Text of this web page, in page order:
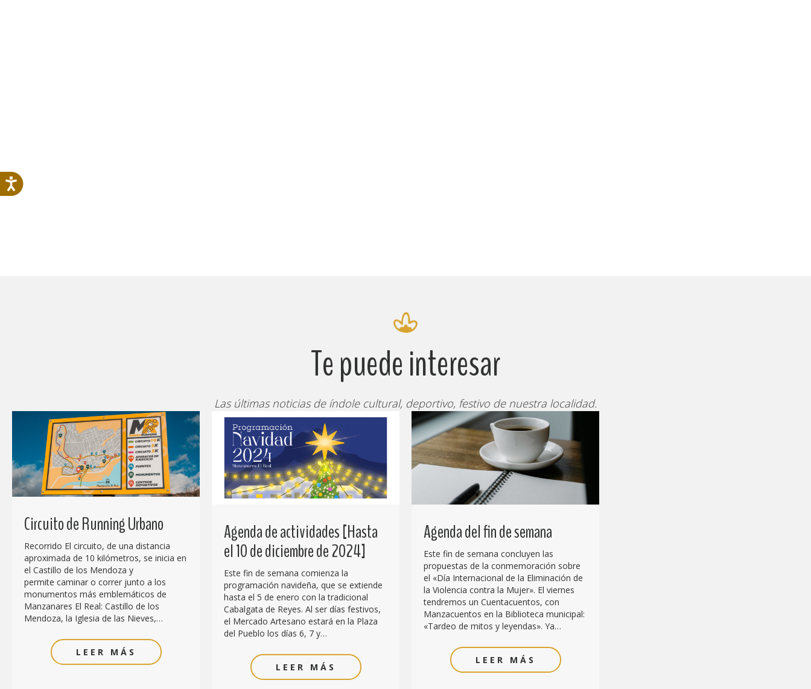
Te puede interesar
Las últimas noticias de índole cultural, deportivo, festivo de nuestra localidad.
Circuito de Running Urbano
Recorrido El circuito, de una distancia
aproximada de 10 kilómetros, se inicia en
el Castillo de los Mendoza y
permite caminar o correr junto a los
monumentos más emblemáticos de
Manzanares El Real: Castillo de los
Mendoza, la Iglesia de las Nieves,…
LEER MÁS
Agenda de actividades [Hasta
el 10 de diciembre de 2024]
Este fin de semana comienza la
programación navideña, que se extiende
hasta el 5 de enero con la tradicional
Cabalgata de Reyes. Al ser días festivos,
el Mercado Artesano estará en la Plaza
del Pueblo los días 6, 7 y…
LEER MÁS
Agenda del fin de semana
Este fin de semana concluyen las
propuestas de la conmemoración sobre
el «Día Internacional de la Eliminación de
la Violencia contra la Mujer». El viernes
tendremos un Cuentacuentos, con
Manzacuentos en la Biblioteca municipal:
«Tardeo de mitos y leyendas». Ya…
LEER MÁS